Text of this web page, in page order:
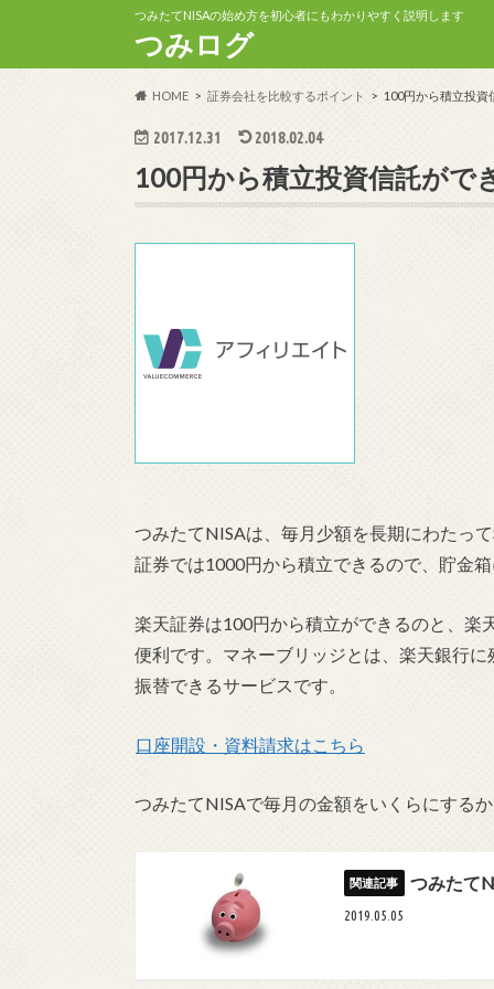
つみたてNISAの始め方を初心者にもわかりやすく説明します
つみログ
HOME 証券会社を比較するポイント 100円から積立投資
2017.12.31 2018.02.04
100円から積立投資信託がで
つみたてNISAは、毎月少額を長期にわたっ
証券では1000円から積立でき るので、貯金
楽天証券は100円から積立ができるのと、楽
便利です。マネーブリッジとは 、楽天銀行
振替できるサービスです。
口座開設・資料請求はこちら
つみたてNISAで毎月の金額をいくらにする
つみたて
2019.05.05